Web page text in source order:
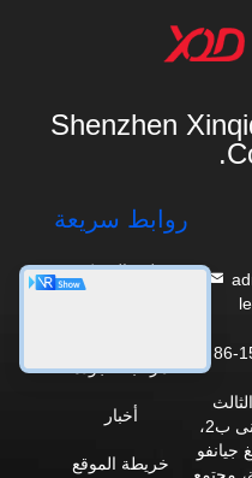
Shenzhen
86-
والثالث، المبنى ب2،
جيانفو
روابط سريعة
ملف الشركة
مراقبة الجودة
أخبار
خريطة الموقع